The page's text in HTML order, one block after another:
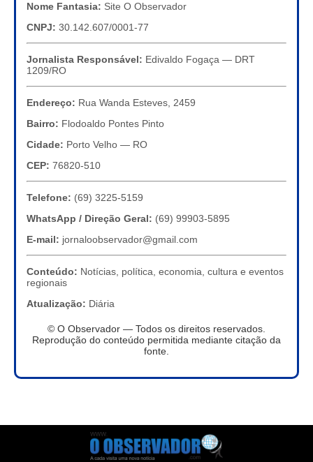
Nome Fantasia: Site O Observador
CNPJ: 30.142.607/0001-77
Jornalista Responsável: Edivaldo Fogaça — DRT
1209/RO
Endereço: Rua Wanda Esteves, 2459
Bairro: Flodoaldo Pontes Pinto
Cidade: Porto Velho — RO
CEP: 76820-510
Telefone: (69) 3225-5159
WhatsApp / Direção Geral: (69) 99903-5895
E-mail: jornaloobservador@gmail.com
Conteúdo: Notícias, política, economia, cultura e eventos
regionais
Atualização: Diária
© O Observador — Todos os direitos reservados.
Reprodução do conteúdo permitida mediante citação da
fonte.